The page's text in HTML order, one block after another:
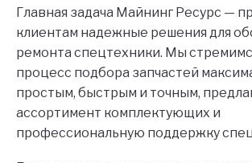
Главная задача Майнинг Ресурс —
клиентам надежные решения для
ремонта спецтехники. Мы
процесс подбора запчастей
простым, быстрым и точным,
ассортимент комплектующих и
профессиональную поддержку